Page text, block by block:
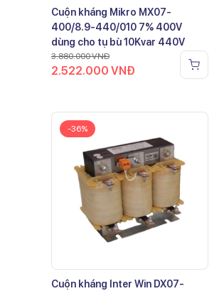
Cuộn kháng Mikro MX07-
400/8.9-440/010 7% 400V
dùng cho tụ bù 10Kvar 440V
3.880.000VNĐ
2.522.000 VNĐ
-36%
Cuộn kháng Inter Win DX07-